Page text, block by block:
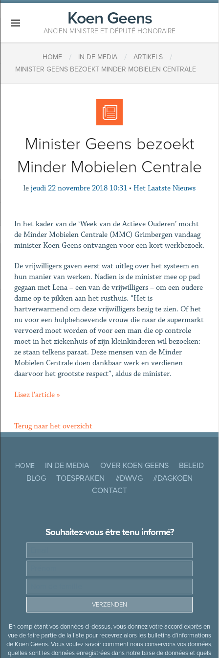
Koen Geens
ANCIEN MINISTRE ET DÉPUTÉ HONORAIRE
HOME / IN DE MEDIA / ARTIKELS /
MINISTER GEENS BEZOEKT MINDER MOBIELEN CENTRALE
Minister Geens bezoekt
Minder Mobielen Centrale
le jeudi 22 novembre 2018 10:31 • Het Laatste Nieuws
In het kader van de ‘Week van de Actieve Ouderen’ mocht
de Minder Mobielen Centrale (MMC) Grimbergen vandaag
minister Koen Geens ontvangen voor een kort werkbezoek.
De vrijwilligers gaven eerst wat uitleg over het systeem en
hun manier van werken. Nadien is de minister mee op pad
gegaan met Lena – een van de vrijwilligers – om een oudere
dame op te pikken aan het rusthuis. “Het is
hartverwarmend om deze vrijwilligers bezig te zien. Of het
nu voor een hulpbehoevende vrouw die naar de supermarkt
vervoerd moet worden of voor een man die op controle
moet in het ziekenhuis of zijn kleinkinderen wil bezoeken:
ze staan telkens paraat. Deze mensen van de Minder
Mobielen Centrale doen dankbaar werk en verdienen
daarvoor het grootste respect”, aldus de minister.
Lisez l'article »
Terug naar het overzicht
HOME IN DE MEDIA OVER KOEN GEENS
BELEID
BLOG
TOESPRAKEN #DWVG
#DAGKOEN
CONTACT
Souhaitez-vous être tenu informé?
En complétant vos données ci-dessus, vous donnez votre accord exprès en
vue de faire partie de la liste pour recevrez alors les bulletins d’informations
de Koen Geens. Vous voulez savoir comment nous conservons vos données,
quelles sont les données enregistrées dans notre base de données et quels